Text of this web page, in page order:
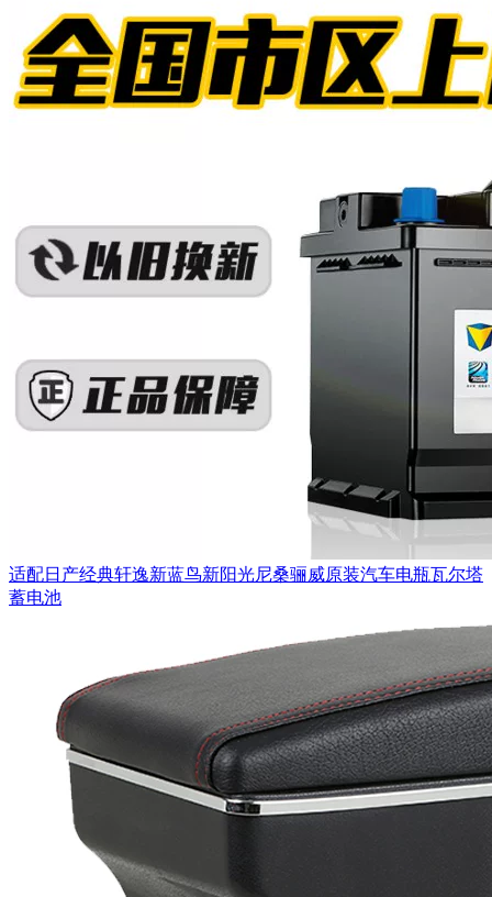
适配日产经典轩逸新蓝鸟新阳光尼桑骊威原装汽车电瓶瓦尔塔
蓄电池